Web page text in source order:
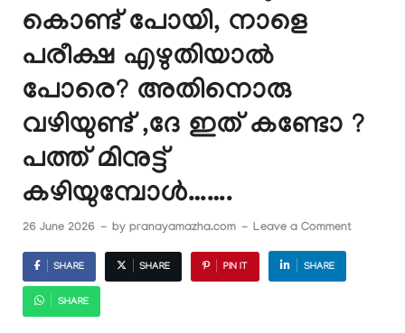
കൊണ്ട് പോയി, നാളെ
പരീക്ഷ എഴുതിയാൽ
പോരെ? അതിനൊരു
വഴിയുണ്ട് ,ദേ ഇത് കണ്ടോ ?
പത്ത് മിനുട്ട്
കഴിയുമ്പോൾ…….
26 June 2026 - by pranayamazha.com - Leave a Comment
SHARE SHARE PIN IT SHARE
SHARE